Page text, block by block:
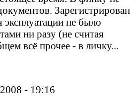
Зарегистрирован
эксплуатации не было
ни разу (не считая
всё прочее - в личку...
- 19:16